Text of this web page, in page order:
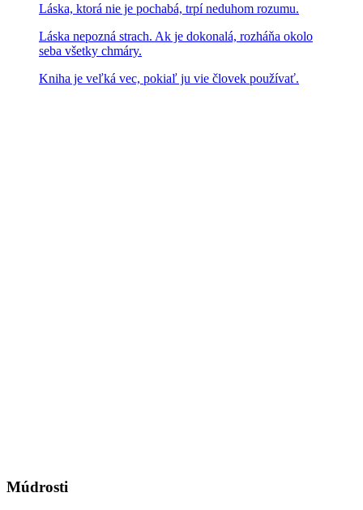
Láska, ktorá nie je pochabá, trpí neduhom rozumu.
Láska nepozná strach. Ak je dokonalá, rozháňa okolo
seba všetky chmáry.
Kniha je veľká vec, pokiaľ ju vie človek používať.
Múdrosti